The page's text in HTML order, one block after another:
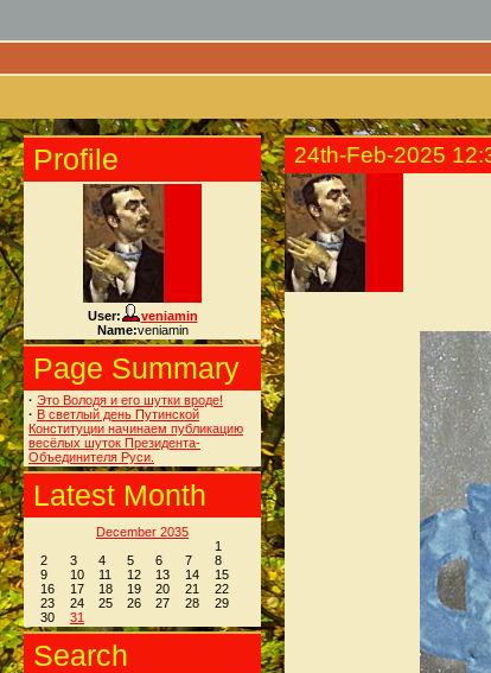
Profile
User:
veniamin
Name:veniamin
Page Summary
· Это Володя и его шутки вроде!
· В светлый день Путинской
Конституции начинаем публикацию
весёлых шуток Президента-
Объединителя Руси.
Latest Month
December 2035
1
2
3 4 5 6 7
8
9
10 11 12 13 14
15
16
17 18 19 20 21
22
23
24 25 26 27 28
29
30
31
Search
24th-Feb-2025